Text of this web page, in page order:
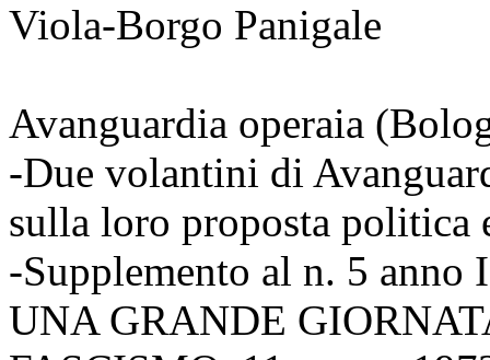
Viola-Borgo Panigale
Avanguardia operaia
-Due volantini di
sulla loro proposta politica
-Supplemento al n. 5
UNA GRANDE